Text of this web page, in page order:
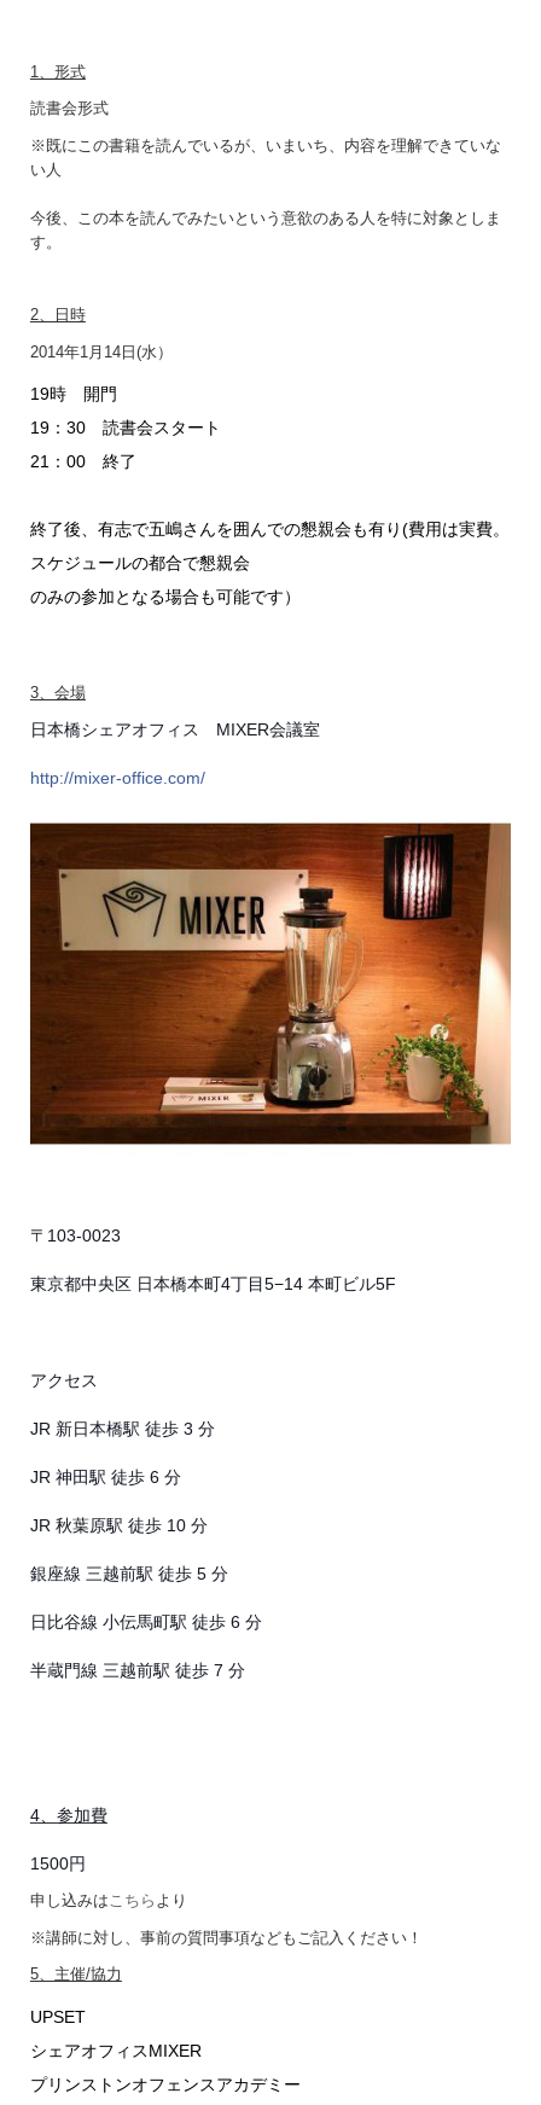
1、形式
読書会形式
※既にこの書籍を読んでいるが、いまいち、内容を理解できていな
い人
今後、この本を読んでみたいという意欲のある人を特に対象としま
す。
2、日時
2014年1月14日(水）
19時 開門
19：30 読書会スタート
21：00 終了
終了後、有志で五嶋さんを囲んでの懇親会も有り(費用は実費。
スケジュールの都合で懇親会
のみの参加となる場合も可能です）
3、会場
日本橋シェアオフィス MIXER会議室
http://mixer-office.com/
〒103-0023
東京都中央区 日本橋本町4丁目5−14 本町ビル5F
アクセス
JR 新日本橋駅 徒歩 3 分
JR 神田駅 徒歩 6 分
JR 秋葉原駅 徒歩 10 分
銀座線 三越前駅 徒歩 5 分
日比谷線 小伝馬町駅 徒歩 6 分
半蔵門線 三越前駅 徒歩 7 分
4、参加費
1500円
申し込みはこちら より
※講師に対し、事前の質問事項などもご記入ください！
5、主催/協力
UPSET
シェアオフィスMIXER
プリンストンオフェンスアカデミー